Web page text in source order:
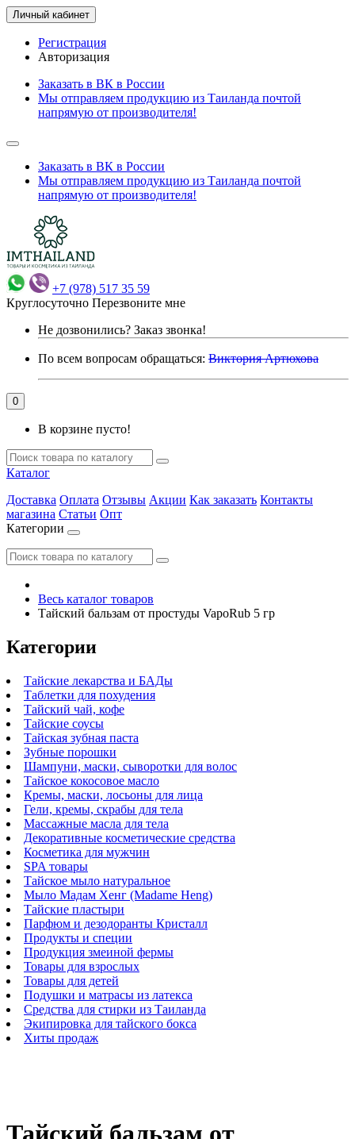
Личный кабинет
Регистрация
Авторизация
Заказать в ВК в России
Мы отправляем продукцию из Таиланда почтой
напрямую от производителя!
Заказать в ВК в России
Мы отправляем продукцию из Таиланда почтой
напрямую от производителя!
+7 (978) 517 35 59
Круглосуточно Перезвоните мне
Не дозвонились? Заказ звонка!
По всем вопросам обращаться: Виктория Артюхова
0
В корзине пусто!
Каталог
Доставка Оплата Отзывы Акции Как заказать Контакты
магазина Статьи Опт
Категории
Весь каталог товаров
Тайский бальзам от простуды VapoRub 5 гр
Категории
Тайские лекарства и БАДы
Таблетки для похудения
Тайский чай, кофе
Тайские соусы
Тайская зубная паста
Зубные порошки
Шампуни, маски, сыворотки для волос
Тайское кокосовое масло
Кремы, маски, лосьоны для лица
Гели, кремы, скрабы для тела
Массажные масла для тела
Декоративные косметические средства
Косметика для мужчин
SPA товары
Тайское мыло натуральное
Мыло Мадам Хенг (Madame Heng)
Тайские пластыри
Парфюм и дезодоранты Кристалл
Продукты и специи
Продукция змеиной фермы
Товары для взрослых
Товары для детей
Подушки и матрасы из латекса
Средства для стирки из Таиланда
Экипировка для тайского бокса
Хиты продаж